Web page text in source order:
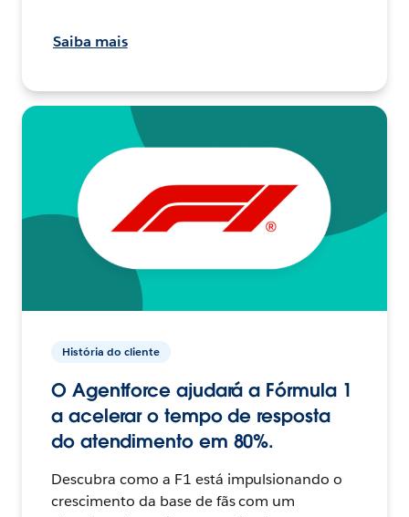
Saiba mais
História do cliente
O Agentforce ajudará a Fórmula 1
a acelerar o tempo de resposta
do atendimento em 80%.
Descubra como a F1 está impulsionando o
crescimento da base de fãs com um